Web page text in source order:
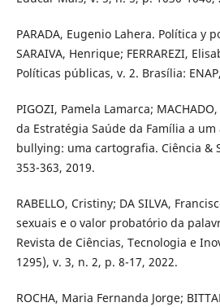
PARADA, Eugenio Lahera. Política y
SARAIVA, Henrique; FERRAREZI,
Políticas públicas, v. 2. Brasília:
PIGOZI, Pamela Lamarca;
da Estratégia Saúde da Família a
bullying: uma cartografia. Ciência &
353-363, 2019.
RABELLO, Cristiny; DA SILVA,
sexuais e o valor probatório da
Revista de Ciências, Tecnologia e
1295), v. 3, n. 2, p. 8-17, 2022.
ROCHA, Maria Fernanda Jorge;